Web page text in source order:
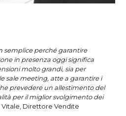
semplice perché garantire
in presenza oggi significa
molto grandi, sia per
sale meeting, atte a garantire i
prevedere un allestimento del
per il miglior svolgimento dei
Direttore Vendite